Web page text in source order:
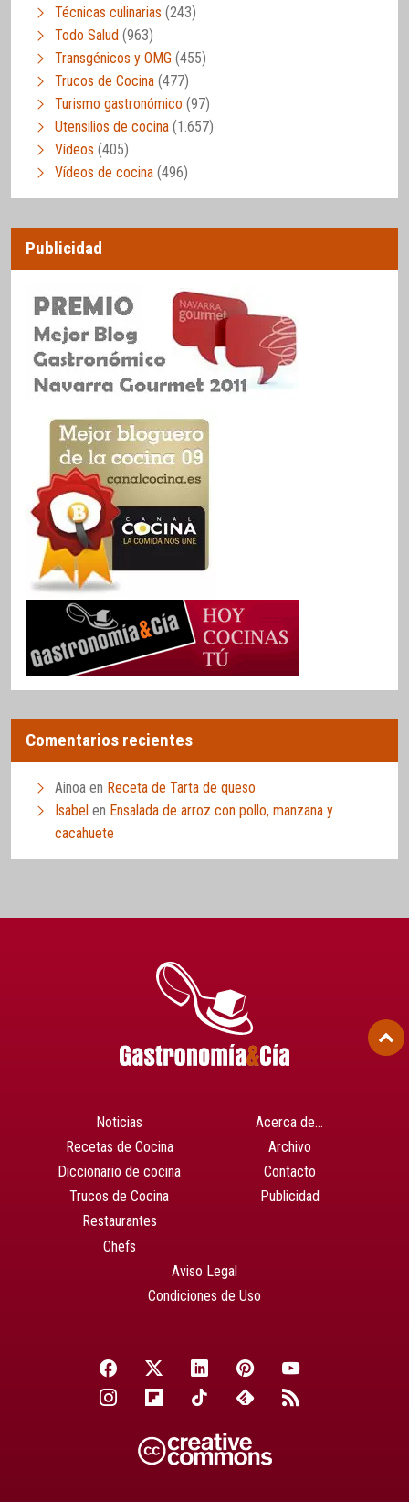
Técnicas culinarias (243)
Todo Salud (963)
Transgénicos y OMG (455)
Trucos de Cocina (477)
Turismo gastronómico (97)
Utensilios de cocina (1.657)
Vídeos (405)
Vídeos de cocina (496)
Publicidad
Comentarios recientes
Ainoa en Receta de Tarta de queso
Isabel en Ensalada de arroz con pollo, manzana y
cacahuete
Noticias
Recetas de Cocina
Diccionario de cocina
Trucos de Cocina
Restaurantes
Chefs
Acerca de…
Archivo
Contacto
Publicidad
Aviso Legal
Condiciones de Uso